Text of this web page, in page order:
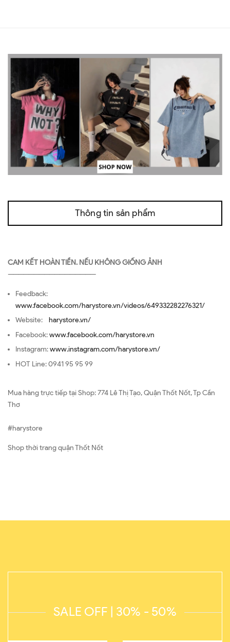
Thông tin sản phẩm
CAM KẾT HOÀN TIỀN. NẾU KHÔNG GIỐNG ẢNH
—————————————————
Feedback:
www.facebook.com/harystore.vn/videos/649332282276321/
Website: harystore.vn/
Facebook:www.facebook.com/harystore.vn
Instagram:www.instagram.com/harystore.vn/
HOT Line: 0941 95 95 99
Mua hàng trực tiếp tại Shop: 774 Lê Thị Tạo, Quận Thốt Nốt, Tp Cần
Thơ
#harystore
Shop thời trang quận Thốt Nốt
SALE OFF | 30% - 50%